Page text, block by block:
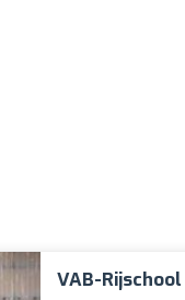
VAB-